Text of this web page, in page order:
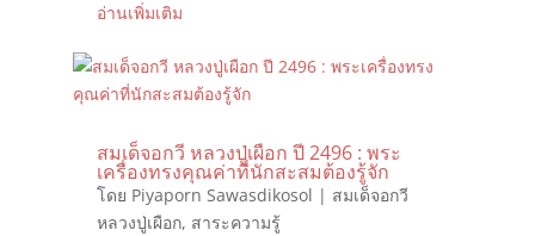
อ่านเพิ่มเติม
สมเด็จอกวี หลวงปู่เผือก ปี 2496 : พระ
เครื่องทรงคุณค่าที่นักสะสมต้องรู้จัก
โดย Piyaporn Sawasdikosol | สมเด็จอกวี
หลวงปู่เผือก, สาระความรู้